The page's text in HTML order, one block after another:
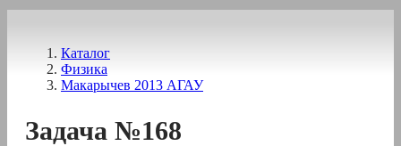
Каталог
Физика
Макарычев 2013 АГАУ
Задача №168